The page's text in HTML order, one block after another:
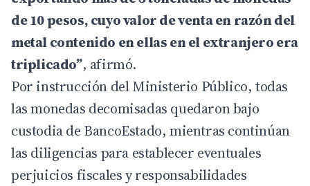
de 10 pesos, cuyo valor de venta en razón del
metal contenido en ellas en el extranjero era
triplicado”, afirmó.
Por instrucción del Ministerio Público, todas
las monedas decomisadas quedaron bajo
custodia de BancoEstado, mientras continúan
las diligencias para establecer eventuales
perjuicios fiscales y responsabilidades